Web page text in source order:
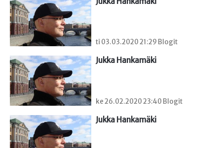
ti 03.03.2020 21:29 Blogit
Jukka Hankamäki
ke 26.02.2020 23:40 Blogit
Jukka Hankamäki